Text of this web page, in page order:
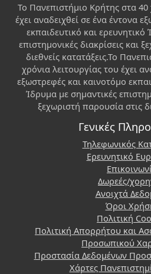
Το Πανεπιστήμιο Κρήτης στα 40
έχει αναδειχθεί σε ένα έντονα
εκπαιδευτικό και
επιστημονικές διακρίσεις και
διεθνείς κατατάξεις.Το
χρόνια λειτουργίας του έχει
εξωστρεφές και καινοτόμο
Ίδρυμα με σημαντικές
ξεχωριστή παρουσία στις
Γενικές
Τηλεφωνικός
Ερευνητικό
Δωρεές/
Ανοιχτά
Όροι
Πολιτική
Πολιτική Απορρήτου και
Προσωπικού
Προστασία Δεδομένων
Χάρτες